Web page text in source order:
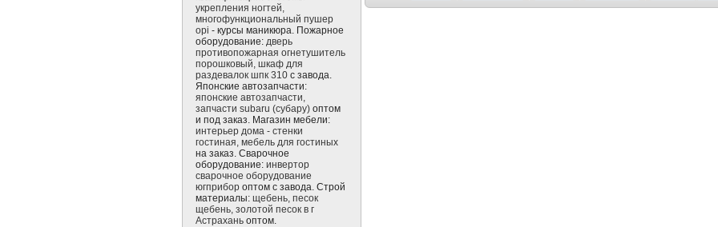
укрепления ногтей,
многофункциональный пушер
opi - курсы маникюра. Пожарное
оборудование: дверь
противопожарная огнетушитель
порошковый, шкаф для
раздевалок шпк 310с завода.
Японские автозапчасти:
японские автозапчасти,
запчасти subaru (субару)оптом
и под заказ. Магазин мебели:
интерьер дома - стенки
гостиная, мебель для гостиных
на заказ. Сварочное
оборудование: инвертор
сварочное оборудование
югприбороптом с завода. Строй
материалы: щебень, песок
щебень, золотой песок в г
Астраханьоптом.